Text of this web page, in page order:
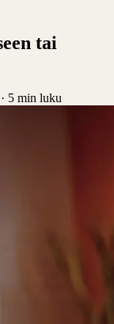
tai
· 5 min luku